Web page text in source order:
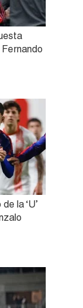
la ‘U’